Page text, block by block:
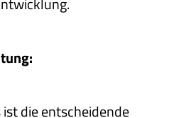
ist die entscheidende